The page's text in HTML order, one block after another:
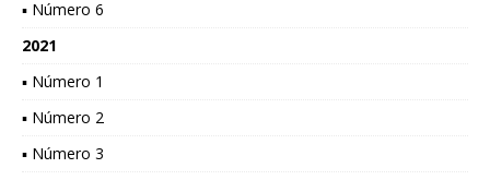
▪ Número 6
2021
▪ Número 1
▪ Número 2
▪ Número 3